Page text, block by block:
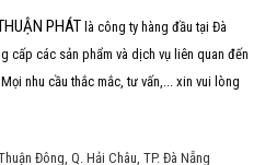
PHÁTlà công ty hàng đầu tại Đà
cấp các sản phẩm và dịch vụ liên quan đến
nhu cầu thắc mắc, tư vấn,... xin vui lòng
Đông, Q. Hải Châu, TP. Đà Nẵng